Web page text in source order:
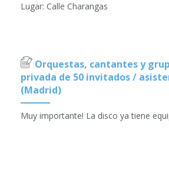
Lugar: Calle Charangas
Orquestas, cantantes y
privada de 50 invitados /
(Madrid)
Muy importante! La disco ya tiene